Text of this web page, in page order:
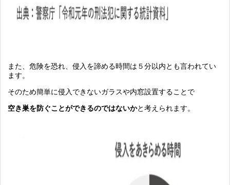
また、危険を恐れ、侵入を諦める時間は５分以内とも言われてい
ます。
そのため簡単に侵入できないガラスや内窓設置することで
空き巣を防ぐことができるのではないかと考えられます。